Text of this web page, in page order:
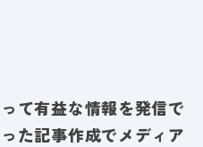
て有益な情報を発信で
た記事作成でメディア